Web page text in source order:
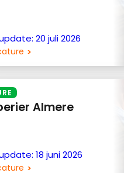
20 juli 2026
Almere
18 juni 2026